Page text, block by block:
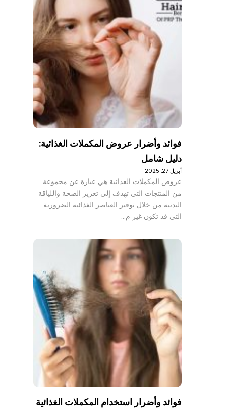
فوائد وأضرار عروض المكملات الغذائية:
دليل شامل
أبريل 27, 2025
عروض المكملات الغذائية هي عبارة عن مجموعة
من المنتجات التي تهدف إلى تعزيز الصحة واللياقة
البدنية من خلال توفير العناصر الغذائية الضرورية
التي قد تكون غير م…
فوائد وأضرار استخدام المكملات الغذائية